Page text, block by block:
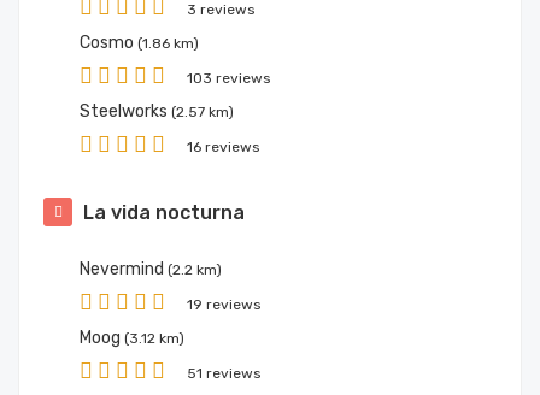
3 reviews
Cosmo (1.86 km)
103 reviews
Steelworks (2.57 km)
16 reviews
La vida nocturna
Nevermind (2.2 km)
19 reviews
Moog (3.12 km)
51 reviews